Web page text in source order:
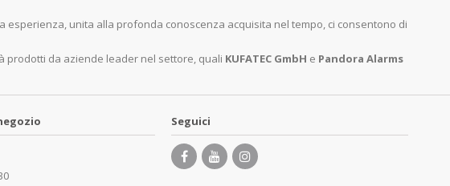
unita alla profonda conoscenza acquisita nel tempo, ci consentono di
prodotti da aziende leader nel settore, quali KUFATEC GmbH e Pandora Alarms
Seguici